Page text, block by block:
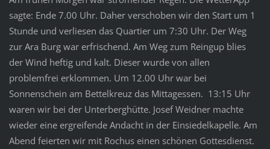
sagte: Ende 7.00 Uhr. Daher verschoben wir den Start um 1
Stunde und verliesen das Quartier um 7:30 Uhr. Der Weg
zur Ara Burg war erfrischend. Am Weg zum Reingup blies
der Wind heftig und kalt. Dieser wurde von allen
problemfrei erklommen. Um 12.00 Uhr war bei
Sonnenschein am Bettelkreuz das Mittagessen. 13:15 Uhr
waren wir bei der Unterberghütte. Josef Weidner machte
wieder eine ergreifende Andacht in der Einsiedelkapelle. Am
Abend feierten wir mit Rochus einen schönen Gottesdienst.